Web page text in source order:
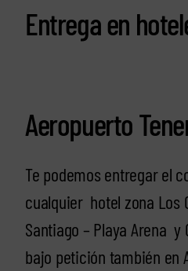
Entrega en
Aeropuerto
Te podemos entregar el
cualquier hotel zona Los
Santiago – Playa Arena
bajo petición también en